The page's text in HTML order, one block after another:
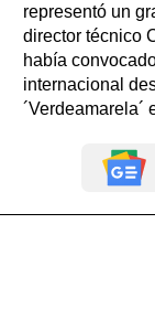
representó un
director técnico
había
internacional
´Verdeamarela´